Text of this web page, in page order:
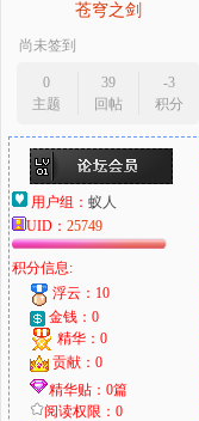
苍穹之剑
尚未签到
0
主题
39
回帖
-3
积分
用户组： 蚁人
UID： 25749
积分信息:
浮云：10
金钱：0
精华：0
贡献：0
精华贴：0篇
阅读权限：0